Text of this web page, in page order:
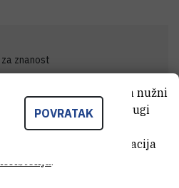
znanost
POVRATAK
Neki od tih kolačića nužni
stranice, dok se drugi
stranice radi
Za više informacija
.